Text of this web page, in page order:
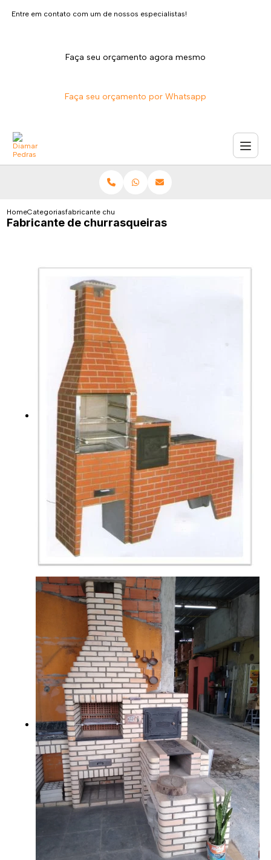
Entre em contato com um de nossos especialistas!
Faça seu orçamento agora mesmo
Faça seu orçamento por Whatsapp
HomeCategoriasfabricante churrasqueiras
Fabricante de churrasqueiras